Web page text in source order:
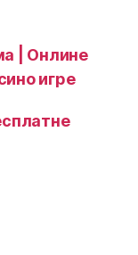
| Онлине
игре